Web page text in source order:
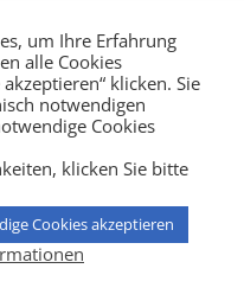
seine Eltern:
ihn selbst. Da
der blind
und sagten zu
wissen, dass dieser
Ob er
Nur das eine
um Ihre Erfahrung
alle Cookies
klicken. Sie
notwendigen
Cookies
klicken Sie bitte
Cookies akzeptieren